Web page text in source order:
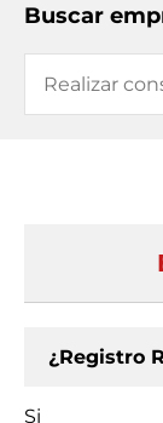
Buscar
¿Registro
Si